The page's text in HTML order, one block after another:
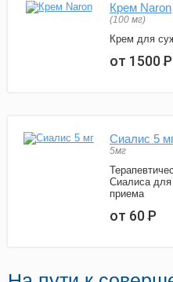
Крем Naron
(100 мг)
Крем для
от 1500Р
Сиалис 5
5мг
Сиалиса для
приема
от 60Р